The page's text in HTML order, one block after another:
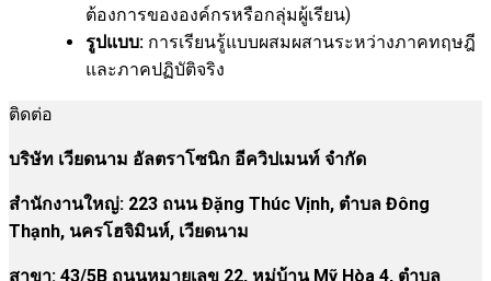
ต้องการขององค์กรหรือกลุ่มผู้เรียน)
รูปแบบ: การเรียนรู้แบบผสมผสานระหว่างภาคทฤษฎี
และภาคปฏิบัติจริง
ติดต่อ
บริษัท เวียดนาม อัลตราโซนิก อีควิปเมนท์ จำกัด
สำนักงานใหญ่: 223 ถนน Đặng Thúc Vịnh, ตำบล Đông
Thạnh, นครโฮจิมินห์, เวียดนาม
สาขา: 43/5B ถนนหมายเลข 22, หมู่บ้าน Mỹ Hòa 4, ตำบล